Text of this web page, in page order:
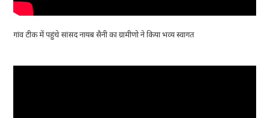
गांव टीक में पहुंचे सांसद नायब सैनी का ग्रामीणो ने किया भव्य स्वागत